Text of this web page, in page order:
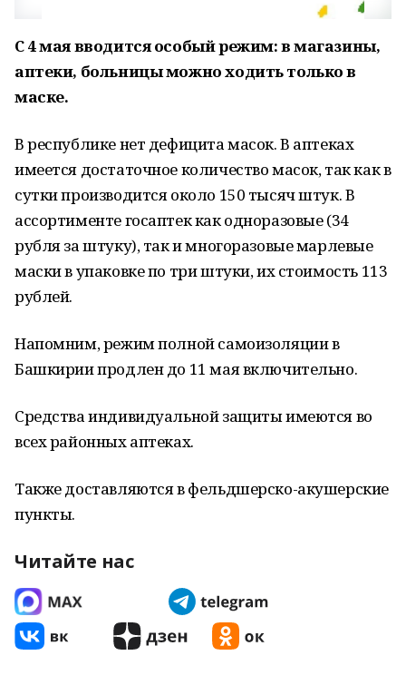
С 4 мая вводится особый режим: в магазины,
аптеки, больницы можно ходить только в
маске.
В республике нет дефицита масок. В аптеках
имеется достаточное количество масок, так как в
сутки производится около 150 тысяч штук. В
ассортименте госаптек как одноразовые (34
рубля за штуку), так и многоразовые марлевые
маски в упаковке по три штуки, их стоимость 113
рублей.
Напомним, режим полной самоизоляции в
Башкирии продлен до 11 мая включительно.
Средства индивидуальной защиты имеются во
всех районных аптеках.
Также доставляются в фельдшерско-акушерские
пункты.
Читайте нас